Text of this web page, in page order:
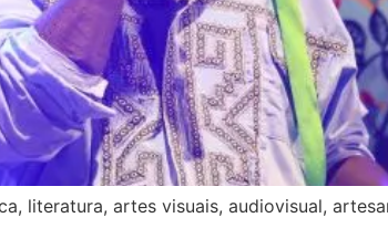
literatura, artes visuais, audiovisual,